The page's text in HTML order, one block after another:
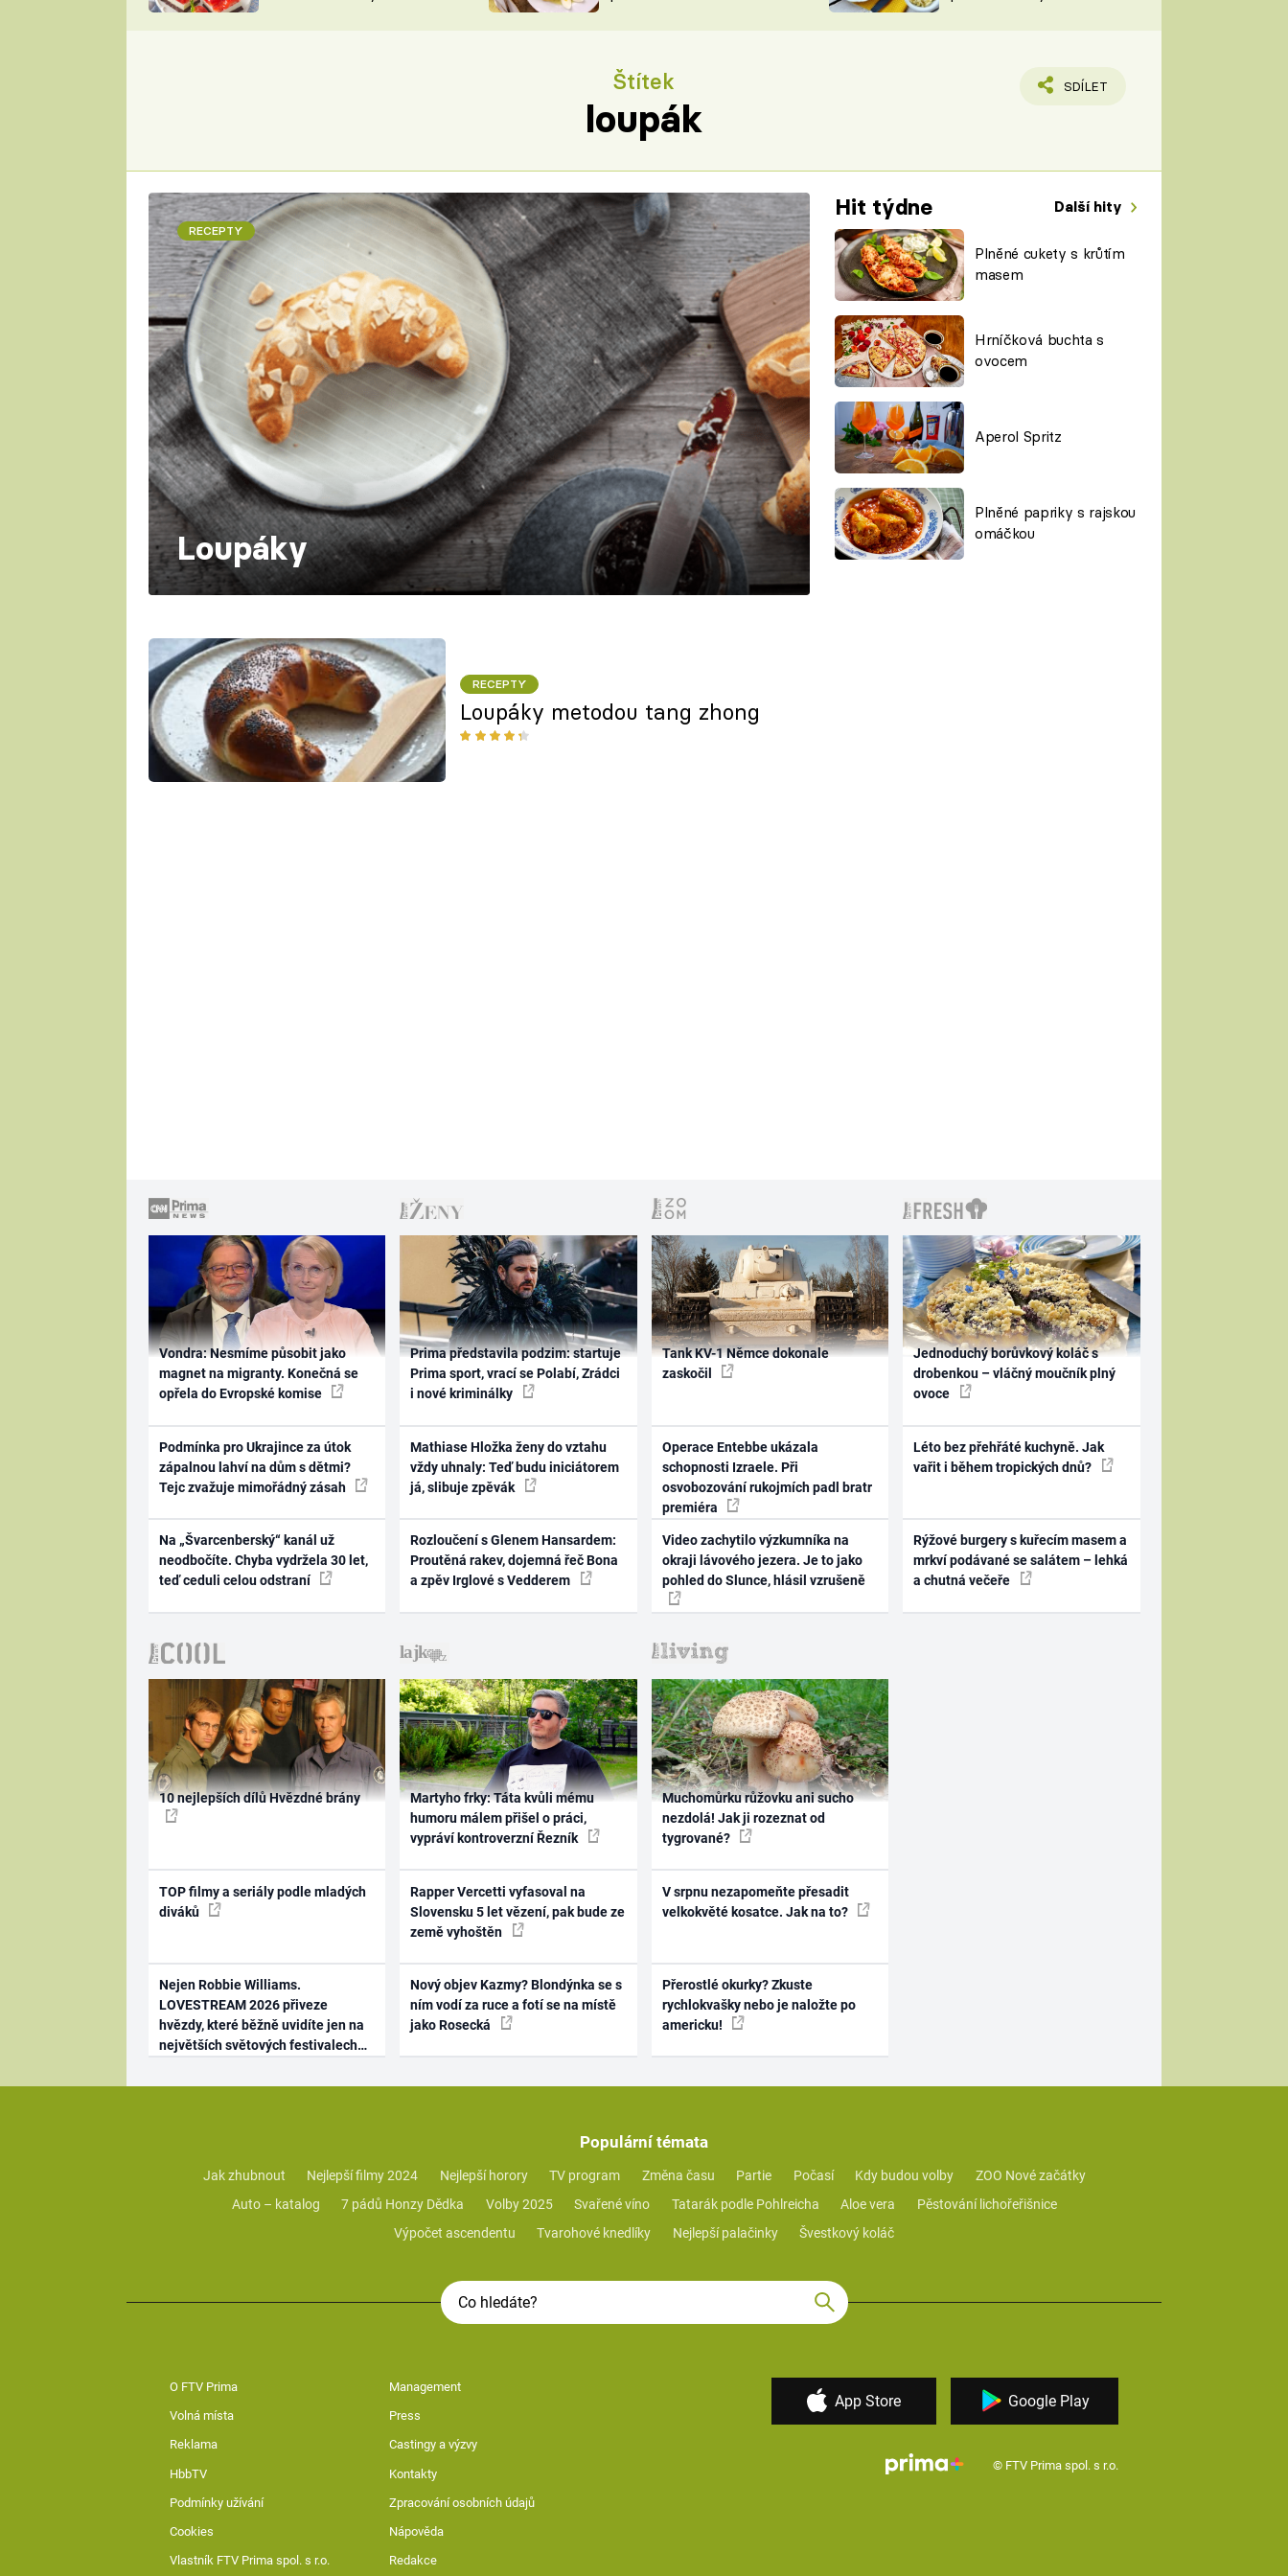
NA NÁKUPECH
ŠÉFREDAKTORKY
Štítek
loupák
SDÍLET
Hit týdne Další hity
Plněné cukety s krůtím
masem
Hrníčková buchta s
ovocem
Aperol Spritz
Plněné papriky s rajskou
omáčkou
RECEPTY
Loupáky
RECEPTY
Loupáky metodou tang zhong
Vondra: Nesmíme působit jako
magnet na migranty. Konečná se
opřela do Evropské komise
Podmínka pro Ukrajince za útok
zápalnou lahví na dům s dětmi?
Tejc zvažuje mimořádný zásah
Na „Švarcenberský“ kanál už
neodbočíte. Chyba vydržela 30 let,
teď ceduli celou odstraní
Prima představila podzim: startuje
Prima sport, vrací se Polabí, Zrádci
i nové kriminálky
Mathiase Hložka ženy do vztahu
vždy uhnaly: Teď budu iniciátorem
já, slibuje zpěvák
Rozloučení s Glenem Hansardem:
Proutěná rakev, dojemná řeč Bona
a zpěv Irglové s Vedderem
Tank KV-1 Němce dokonale
zaskočil
Operace Entebbe ukázala
schopnosti Izraele. Při
osvobozování rukojmích padl bratr
premiéra
Video zachytilo výzkumníka na
okraji lávového jezera. Je to jako
pohled do Slunce, hlásil vzrušeně
Jednoduchý borůvkový koláč s
drobenkou – vláčný moučník plný
ovoce
Léto bez přehřáté kuchyně. Jak
vařit i během tropických dnů?
Rýžové burgery s kuřecím masem a
mrkví podávané se salátem – lehká
a chutná večeře
10 nejlepších dílů Hvězdné brány
TOP filmy a seriály podle mladých
diváků
Nejen Robbie Williams.
LOVESTREAM 2026 přiveze
hvězdy, které běžně uvidíte jen na
největších světových festivalech
Martyho frky: Táta kvůli mému
humoru málem přišel o práci,
vypráví kontroverzní Řezník
Rapper Vercetti vyfasoval na
Slovensku 5 let vězení, pak bude ze
země vyhoštěn
Nový objev Kazmy? Blondýnka se s
ním vodí za ruce a fotí se na místě
jako Rosecká
Muchomůrku růžovku ani sucho
nezdolá! Jak ji rozeznat od
tygrované?
V srpnu nezapomeňte přesadit
velkokvěté kosatce. Jak na to?
Přerostlé okurky? Zkuste
rychlokvašky nebo je naložte po
americku!
Populární témata
Jak zhubnout Nejlepší filmy 2024 Nejlepší horory TV program Změna času Partie Počasí Kdy budou volby
ZOO Nové začátky
Auto – katalog
7 pádů Honzy Dědka Volby 2025 Svařené víno Tatarák podle Pohlreicha Aloe vera
Pěstování lichořeřišnice
Výpočet ascendentu
Tvarohové knedlíky Nejlepší palačinky Švestkový koláč
O FTV Prima Management
Volná místa Press
Reklama Castingy a výzvy
HbbTV Kontakty
Podmínky užívání Zpracování osobních údajů
Cookies Nápověda
Vlastník FTV Prima spol. s r.o. Redakce
App Store Google Play
© FTV Prima spol. s r.o.